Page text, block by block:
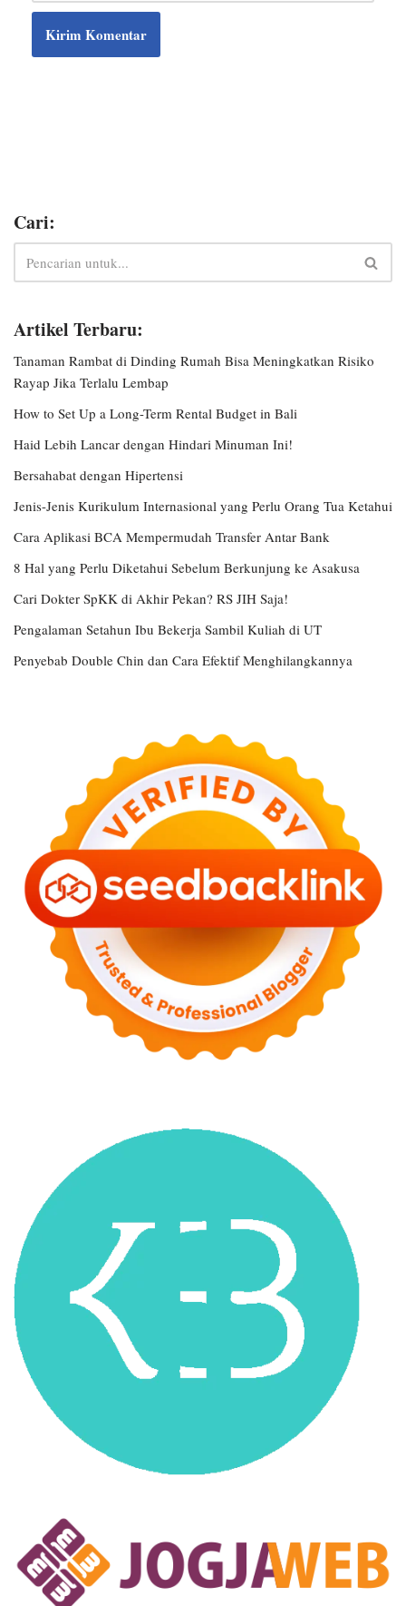
Cari:
Artikel Terbaru:
Tanaman Rambat di Dinding Rumah Bisa Meningkatkan Risiko
Rayap Jika Terlalu Lembap
How to Set Up a Long-Term Rental Budget in Bali
Haid Lebih Lancar dengan Hindari Minuman Ini!
Bersahabat dengan Hipertensi
Jenis-Jenis Kurikulum Internasional yang Perlu Orang Tua Ketahui
Cara Aplikasi BCA Mempermudah Transfer Antar Bank
8 Hal yang Perlu Diketahui Sebelum Berkunjung ke Asakusa
Cari Dokter SpKK di Akhir Pekan? RS JIH Saja!
Pengalaman Setahun Ibu Bekerja Sambil Kuliah di UT
Penyebab Double Chin dan Cara Efektif Menghilangkannya